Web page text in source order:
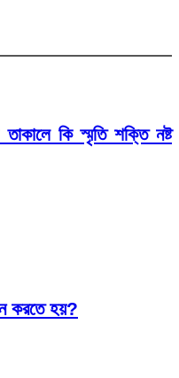
তাকালে কি স্মৃতি শক্তি নষ্ট
করতে হয়?